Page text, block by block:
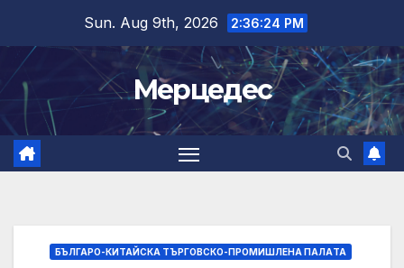
content
Sun. Aug 9th, 2026 2:36:25 PM
Мерцедес
БЪЛГАРО-КИТАЙСКА ТЪРГОВСКО-ПРОМИШЛЕНА ПАЛAТА